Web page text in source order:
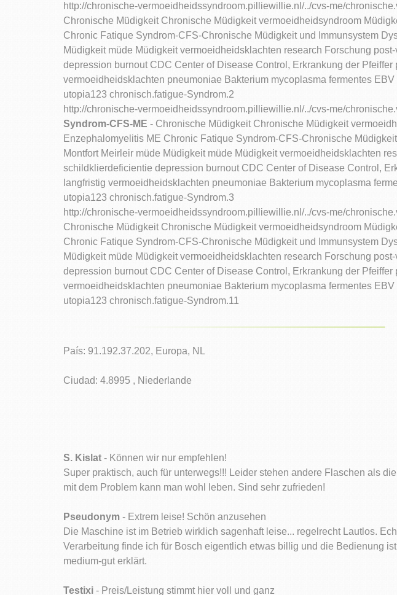
http://chronische-vermoeidheidssyndroom.pilliewillie.nl/../cvs-me/
Chronische Müdigkeit Chronische Müdigkeit vermoeidheidsyndroom
Chronic Fatique Syndrom-CFS-Chronische Müdigkeit und Immunsystem
Müdigkeit müde Müdigkeit vermoeidheidsklachten research Forschung
depression burnout CDC Center of Disease Control, Erkrankung der
vermoeidheidsklachten pneumoniae Bakterium mycoplasma fermentes
utopia123 chronisch.fatigue-Syndrom.2
http://chronische-vermoeidheidssyndroom.pilliewillie.nl/../cvs-me/
Syndrom-CFS-ME - Chronische Müdigkeit Chronische Müdigkeit
Enzephalomyelitis ME Chronic Fatique Syndrom-CFS-Chronische
Montfort Meirleir müde Müdigkeit müde Müdigkeit vermoeidheidsklachten
schildklierdeficientie depression burnout CDC Center of Disease Control,
langfristig vermoeidheidsklachten pneumoniae Bakterium mycoplasma
utopia123 chronisch.fatigue-Syndrom.3
http://chronische-vermoeidheidssyndroom.pilliewillie.nl/../cvs-me/
Chronische Müdigkeit Chronische Müdigkeit vermoeidheidsyndroom
Chronic Fatique Syndrom-CFS-Chronische Müdigkeit und Immunsystem
Müdigkeit müde Müdigkeit vermoeidheidsklachten research Forschung
depression burnout CDC Center of Disease Control, Erkrankung der
vermoeidheidsklachten pneumoniae Bakterium mycoplasma fermentes
utopia123 chronisch.fatigue-Syndrom.11
País: 91.192.37.202, Europa, NL
Ciudad: 4.8995 , Niederlande
S. Kislat - Können wir nur empfehlen!
Super praktisch, auch für unterwegs!!! Leider stehen andere Flaschen als
mit dem Problem kann man wohl leben. Sind sehr zufrieden!
Pseudonym - Extrem leise! Schön anzusehen
Die Maschine ist im Betrieb wirklich sagenhaft leise... regelrecht Lautlos.
Verarbeitung finde ich für Bosch eigentlich etwas billig und die Bedienung
medium-gut erklärt.
Testixi - Preis/Leistung stimmt hier voll und ganz